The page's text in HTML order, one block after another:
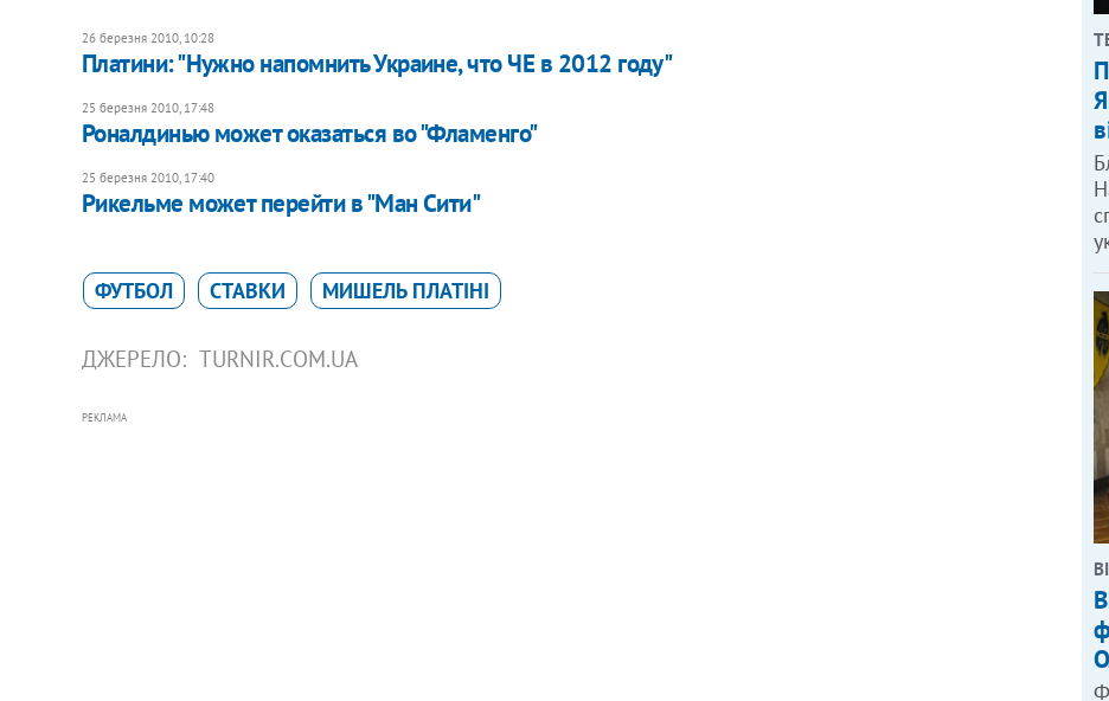
26 березня 2010, 10:28
Платини: "Нужно напомнить Украине, что ЧЕ в 2012 году"
25 березня 2010, 17:48
Роналдинью может оказаться во "Фламенго"
25 березня 2010, 17:40
Рикельме может перейти в "Ман Сити"
ФУТБОЛ СТАВКИ МИШЕЛЬ ПЛАТІНІ
ДЖЕРЕЛО: TURNIR.COM.UA
РЕКЛАМА